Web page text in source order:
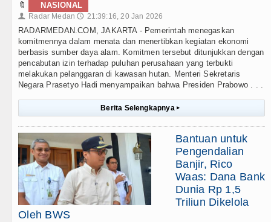
🔖 NASIONAL
👤 Radar Medan 🕔 21:39:16, 20 Jan 2026
RADARMEDAN.COM, JAKARTA - Pemerintah menegaskan
komitmennya dalam menata dan menertibkan kegiatan ekonomi
berbasis sumber daya alam. Komitmen tersebut ditunjukkan dengan
pencabutan izin terhadap puluhan perusahaan yang terbukti
melakukan pelanggaran di kawasan hutan. Menteri Sekretaris
Negara Prasetyo Hadi menyampaikan bahwa Presiden Prabowo . . .
Berita Selengkapnya ▸
Bantuan untuk
Pengendalian
Banjir, Rico
Waas: Dana Bank
Dunia Rp 1,5
Triliun Dikelola
Oleh BWS